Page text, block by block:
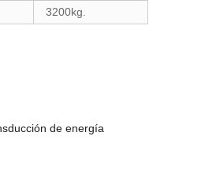
3200kg.
de energía